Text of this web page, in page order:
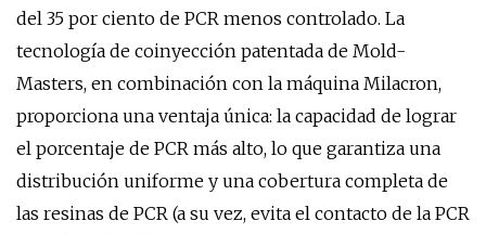
del 35 por ciento de PCR menos controlado. La
tecnología de coinyección patentada de Mold-
Masters, en combinación con la máquina Milacron,
proporciona una ventaja única: la capacidad de lograr
el porcentaje de PCR más alto, lo que garantiza una
distribución uniforme y una cobertura completa de
las resinas de PCR (a su vez, evita el contacto de la PCR